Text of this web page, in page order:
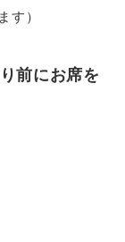
す）
前にお席を